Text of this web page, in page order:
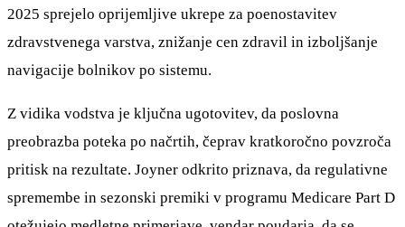
2025 sprejelo oprijemljive ukrepe za poenostavitev
zdravstvenega varstva, znižanje cen zdravil in izboljšanje
navigacije bolnikov po sistemu.
Z vidika vodstva je ključna ugotovitev, da poslovna
preobrazba poteka po načrtih, čeprav kratkoročno povzroča
pritisk na rezultate. Joyner odkrito priznava, da regulativne
spremembe in sezonski premiki v programu Medicare Part D